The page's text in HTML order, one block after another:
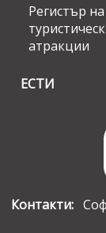
Регистър на
атракции
ЕСТИ
Контакти: